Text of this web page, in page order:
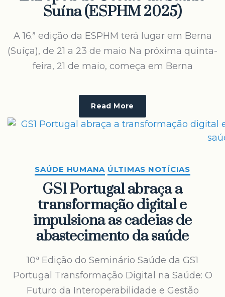
Suína (ESPHM 2025)
A 16.ª edição da ESPHM terá lugar em Berna
(Suíça), de 21 a 23 de maio Na próxima quinta-
feira, 21 de maio, começa em Berna
Read More
SAÚDE HUMANA ÚLTIMAS NOTÍCIAS
GS1 Portugal abraça a
transformação digital e
impulsiona as cadeias de
abastecimento da saúde
10ª Edição do Seminário Saúde da GS1
Portugal Transformação Digital na Saúde: O
Futuro da Interoperabilidade e Gestão